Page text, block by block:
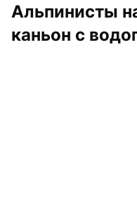
Альпинисты
каньон с